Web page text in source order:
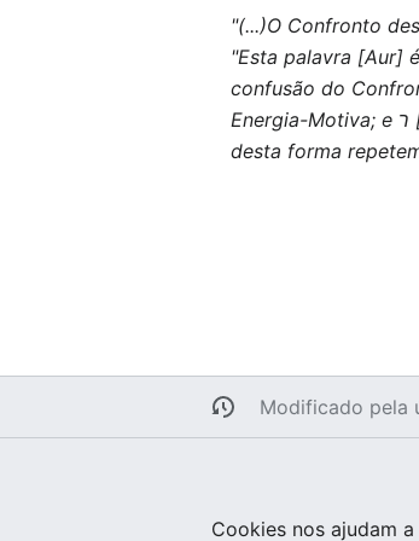
"Esta palavra [Aur]
Energia-Motiva; e ר [Resh] é o Sol, ou Sistema de Orbes organizado e móvel. As três Letras de [Ain]
desta forma
Modificado pela
Cookies nos ajudam